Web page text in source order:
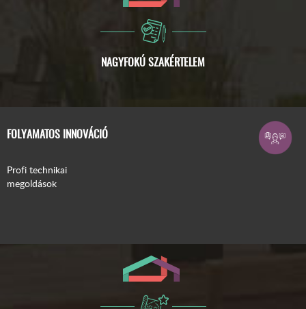
ISMERJE MEG A COMPACFOAM-OT!
FOLYAMATOS INNOVÁCIÓ
Profi technikai
megoldások